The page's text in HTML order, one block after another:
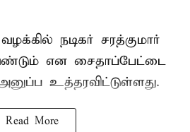
நடிகர் சரத்குமார்
என சைதாப்பேட்டை
உத்தரவிட்டுள்ளது.
Read More